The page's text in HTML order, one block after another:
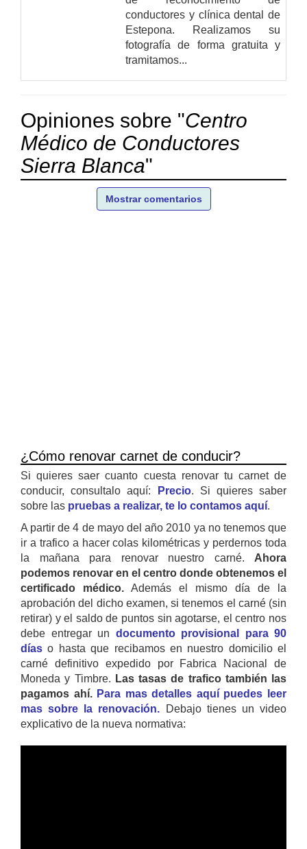
conductores y clínica dental de
Estepona. Realizamos su
fotografía de forma gratuita y
tramitamos...
Opiniones sobre "Centro
Médico de Conductores
Sierra Blanca"
Mostrar comentarios
¿Cómo renovar carnet de conducir?
Si quieres saer cuanto cuesta renovar tu carnet de
conducir, consultalo aquí:
Precio. Si quieres saber
sobre las pruebas a realizar, te lo contamos aquí.
A partir de 4 de mayo del año 2010 ya no tenemos que
ir a trafico a hacer colas kilométricas y perdernos toda
la mañana para renovar nuestro carné. Ahora
podemos renovar en el centro donde obtenemos el
certificado médico. Además el mismo día de la
aprobación del dicho examen, si tenemos el carné (sin
retirar) y el saldo de puntos sin agotarse, el centro nos
debe entregar un documento provisional para 90
días o hasta que recibamos en nuestro domicilio el
carné definitivo expedido por Fabrica Nacional de
Moneda y Timbre. Las tasas de trafico también las
pagamos ahí. Para mas detalles aquí puedes leer
mas sobre la renovación. Debajo tienes un video
explicativo de la nueva normativa: